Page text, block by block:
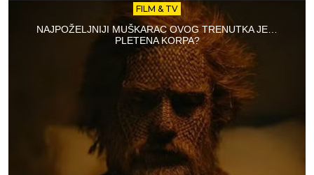
FILM & TV
NAJPOŽELJNIJI MUŠKARAC OVOG TRENUTKA JE…
PLETENA KORPA?